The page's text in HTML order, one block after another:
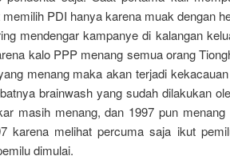
PDI hanya karena muak dengan
mendengar kampanye di kalangan
kalo PPP menang semua orang
menang maka akan terjadi
brainwash yang sudah dilakukan
masih menang, dan 1997 pun
karena melihat percuma saja ikut
dimulai.